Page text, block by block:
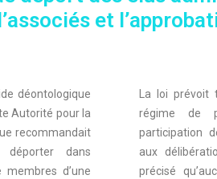
et
déontologique
Autorité pour la
recommandait
dans
membres d’une
La loi prévoit
régime de
participation
aux
précisé